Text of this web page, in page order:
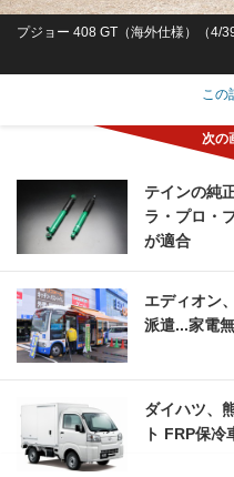
プジョー 408 GT（海外仕様）（4/39
この
テインの純
ラ・プロ・
が適合
エディオン
派遣...家電
ダイハツ、
ト FRP保